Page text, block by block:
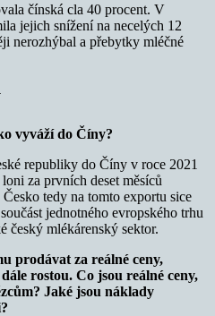
čínská cla 40 procent. V
jejich snížení na necelých 12
nerozhýbal a přebytky mléčné
vyváží do Číny?
republiky do Číny v roce 2021
za prvních deset měsíců
tedy na tomto exportu sice
jednotného evropského trhu
český mlékárenský sektor.
prodávat za reálné ceny,
rostou. Co jsou reálné ceny,
Jaké jsou náklady